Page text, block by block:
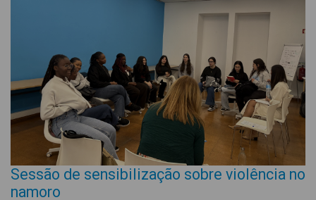
Sessão de sensibilização sobre violência no
namoro